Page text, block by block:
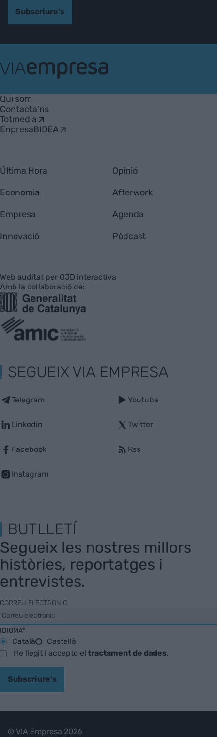
Subscriure's
Empresa
Qui som
Contacta'ns
Totmedia
EnpresaBIDEA
Última Hora
Economia
Empresa
Innovació
Opinió
Afterwork
Agenda
Pòdcast
Web auditat per OJD interactiva
Amb la col·laboració de:
SEGUEIX VIA EMPRESA
Telegram
Linkedin
Facebook
Instagram
Youtube
Twitter
Rss
BUTLLETÍ
Segueix les nostres millors
històries, reportatges i
entrevistes.
CORREU ELECTRÒNIC
IDIOMA*
Català
Castellà
He llegit i accepto eltractament de dades.
Subscriure's
© VIA Empresa 2026